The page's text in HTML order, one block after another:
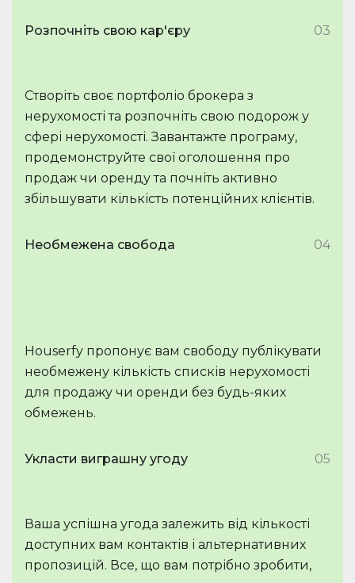
Розпочніть свою кар'єру 03
Створіть своє портфоліо брокера з
нерухомості та розпочніть свою подорож у
сфері нерухомості. Завантажте програму,
продемонструйте свої оголошення про
продаж чи оренду та почніть активно
збільшувати кількість потенційних клієнтів.
Необмежена свобода 04
Houserfy пропонує вам свободу публікувати
необмежену кількість списків нерухомості
для продажу чи оренди без будь-яких
обмежень.
Укласти виграшну угоду 05
Ваша успішна угода залежить від кількості
доступних вам контактів і альтернативних
пропозицій. Все, що вам потрібно зробити,